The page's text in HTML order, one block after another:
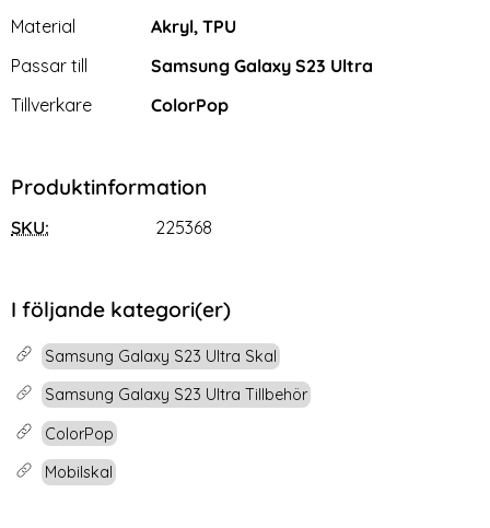
Material
Akryl, TPU
Passar till
Samsung Galaxy S23 Ultra
Tillverkare
ColorPop
Produktinformation
SKU: 225368
I följande kategori(er)
Samsung Galaxy S23 Ultra Skal
Samsung Galaxy S23 Ultra Tillbehör
ColorPop
Mobilskal